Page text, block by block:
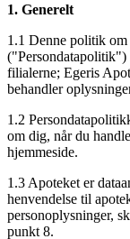
1. Generelt
1.1 Denne politik
("Persondatapolitik")
filialerne; Egeris
behandler
1.2
om dig, når du
hjemmeside.
1.3 Apoteket er
henvendelse til
personoplysninger,
punkt 8.